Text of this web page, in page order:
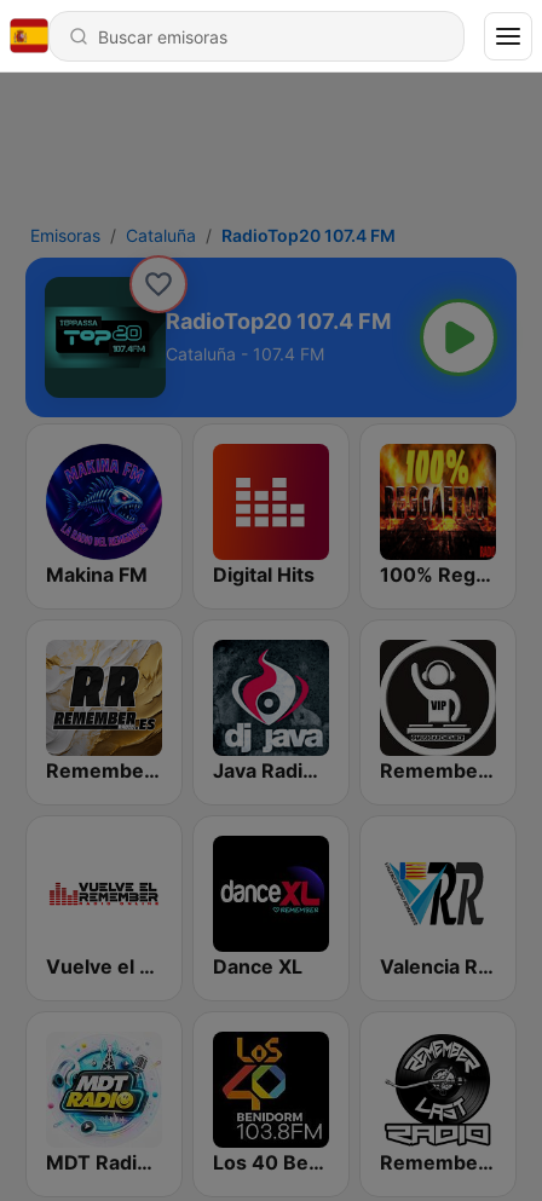
Emisoras Cataluña RadioTop20 107.4 FM
RadioTop20 107.4 FM
Cataluña - 107.4 FM
Makina FM Digital Hits 100% Reggaeton Radio
Remember FM Java Radio Remember Remember Vip Dance
Vuelve el Remember - Radio Online Dance XL Valencia Radio Remember
MDT Radio Valencia Los 40 Benidorm Remember Last Radio